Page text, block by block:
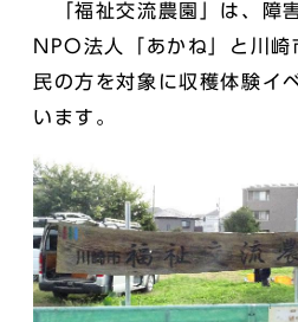
「福祉交流農園」は、障
NPO法人「あかね」と川崎
民の方を対象に収穫体験イ
います。